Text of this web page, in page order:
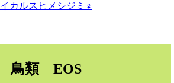
イカルスヒメシジミ♀
鳥類 EOS